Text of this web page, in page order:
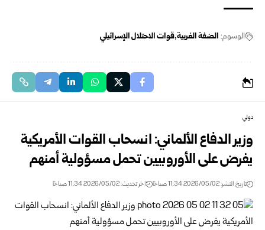
الوسوم: الضفة الغربية قوات الاحتلال الإسرائيلي
دولي
وزير الدفاع الألماني: انسحاب القوات الأمريكية
يفرض على الأوروبيين تحمل مسؤولية أمنهم
تاريخ النشر: 2026/05/02 11:34 صباحًا اخر تحديث: 2026/05/02 11:34 صباحًا